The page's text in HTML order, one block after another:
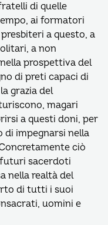
di quelle
ai formatori
a questo, a
a non
prospettiva del
di preti capaci di
grazia del
magari
a questi doni, per
di impegnarsi nella
ciò
sacerdoti
nella realtà del
di tutti i suoi
uomini e